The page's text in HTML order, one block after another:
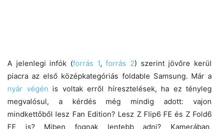
A jelenlegi infók (forrás 1,forrás 2) szerint jövőre kerül
piacra az első középkategóriás foldable Samsung. Már a
nyár végén is voltak erről híresztelések, ha ez tényleg
megvalósul, a kérdés még mindig adott: vajon
mindkettőből lesz Fan Edition? Lesz Z Flip6 FE és Z Fold6
FE is? Miben fognak lentebb adni? Kamerában,